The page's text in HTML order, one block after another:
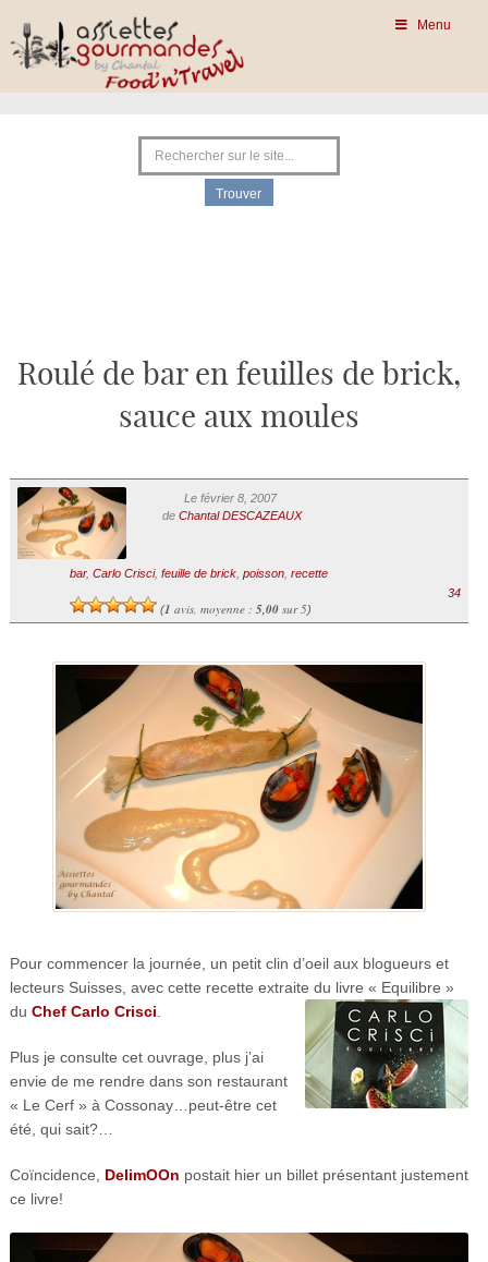
Menu
Roulé de bar en feuilles de brick,
sauce aux moules
Le février 8, 2007
de Chantal DESCAZEAUX
bar, Carlo Crisci, feuille de brick, poisson, recette
(1 avis, moyenne : 5,00sur 5)
34
Pour commencer la journée, un petit clin d’oeil aux blogueurs et
lecteurs Suisses, avec cette recette extraite du livre « Equilibre »
du Chef Carlo Crisci
Plus je consulte cet ouvrage, plus j’ai
envie de me rendre dans son restaurant
« Le Cerf » à Cossonay…peut-être cet
été, qui sait?…
Coïncidence, DelimOOn postait hier un billet présentant justement
ce livre!